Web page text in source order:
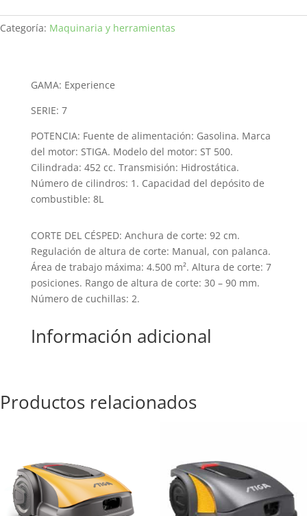
STIGA
Categoría: Maquinaria y herramientas
GAMA: Experience
SERIE: 7
POTENCIA: Fuente de alimentación: Gasolina. Marca
del motor: STIGA. Modelo del motor: ST 500.
Cilindrada: 452 cc. Transmisión: Hidrostática.
Número de cilindros: 1. Capacidad del depósito de
combustible: 8L
CORTE DEL CÉSPED: Anchura de corte: 92 cm.
Regulación de altura de corte: Manual, con palanca.
Área de trabajo máxima: 4.500 m². Altura de corte: 7
posiciones. Rango de altura de corte: 30 – 90 mm.
Número de cuchillas: 2.
Información adicional
Productos relacionados